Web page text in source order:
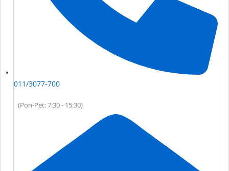
011/3077-700
(Pon-Pet: 7:30 - 15:30)